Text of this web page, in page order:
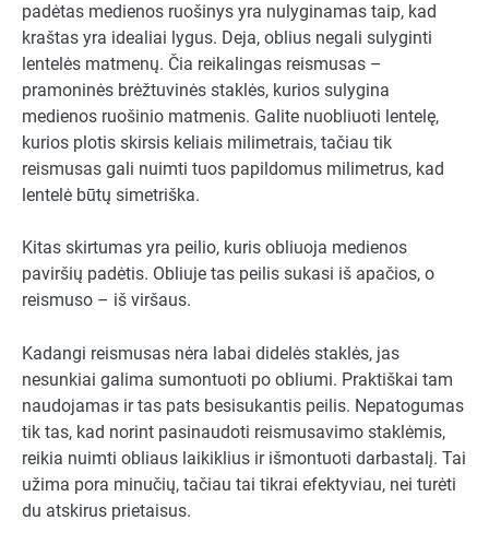
padėtas medienos ruošinys yra nulyginamas taip, kad
kraštas yra idealiai lygus. Deja, oblius negali sulyginti
lentelės matmenų. Čia reikalingas reismusas –
pramoninės brėžtuvinės staklės, kurios sulygina
medienos ruošinio matmenis. Galite nuobliuoti lentelę,
kurios plotis skirsis keliais milimetrais, tačiau tik
reismusas gali nuimti tuos papildomus milimetrus, kad
lentelė būtų simetriška.
Kitas skirtumas yra peilio, kuris obliuoja medienos
paviršių padėtis. Obliuje tas peilis sukasi iš apačios, o
reismuso – iš viršaus.
Kadangi reismusas nėra labai didelės staklės, jas
nesunkiai galima sumontuoti po obliumi. Praktiškai tam
naudojamas ir tas pats besisukantis peilis. Nepatogumas
tik tas, kad norint pasinaudoti reismusavimo staklėmis,
reikia nuimti obliaus laikiklius ir išmontuoti darbastalį. Tai
užima pora minučių, tačiau tai tikrai efektyviau, nei turėti
du atskirus prietaisus.